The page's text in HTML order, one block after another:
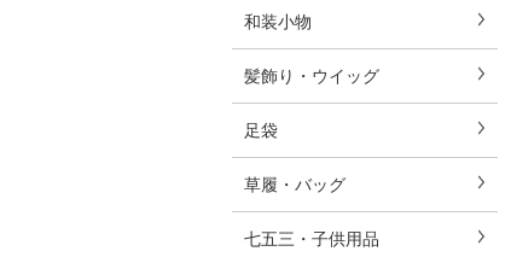
和装小物
髪飾り・ウイッグ
足袋
草履・バッグ
七五三・子供用品